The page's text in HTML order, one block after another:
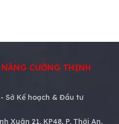
CƯỜNG THỊNH
Sở Kế hoạch & Đầu tư
Xuân 21, KP48, P. Thới An,